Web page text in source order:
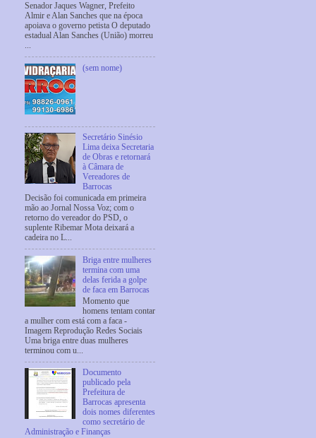
Senador Jaques Wagner, Prefeito
Almir e Alan Sanches que na época
apoiava o governo petista O deputado
estadual Alan Sanches (União) morreu
...
(sem nome)
Secretário Sinésio
Lima deixa Secretaria
de Obras e retornará
à Câmara de
Vereadores de
Barrocas
Decisão foi comunicada em primeira
mão ao Jornal Nossa Voz; com o
retorno do vereador do PSD, o
suplente Ribemar Mota deixará a
cadeira no L...
Briga entre mulheres
termina com uma
delas ferida a golpe
de faca em Barrocas
Momento que
homens tentam contar
a mulher com está com a faca -
Imagem Reprodução Redes Sociais
Uma briga entre duas mulheres
terminou com u...
Documento
publicado pela
Prefeitura de
Barrocas apresenta
dois nomes diferentes
como secretário de
Administração e Finanças